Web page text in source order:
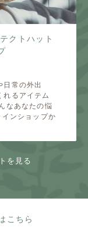
クトハット
日常の外出
れるアイテム
なあなたの悩
ンショップか
を見る
こちら